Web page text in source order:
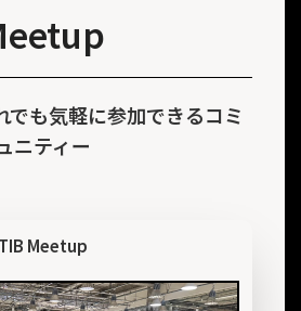
も気軽に参加できるコミ
ニティー
TIB Meetup